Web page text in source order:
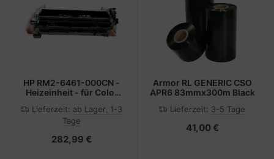
HP RM2-6461-000CN -
Heizeinheit - für Color
M452/M377 220V nur
Lieferzeit: ab Lager, 1-3
Tage
282,99 €
Armor RL GENERIC CSO
APR6 83mmx300m Black
Lieferzeit: 3-5 Tage
41,00 €